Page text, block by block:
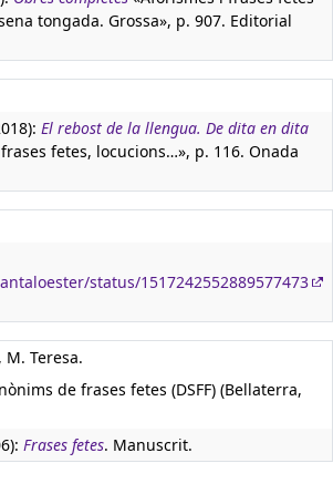
tongada. Grossa», p. 907. Editorial
El rebost de la llengua. De dita en dita
fetes, locucions…», p. 116. Onada
status/1517242552889577473
Teresa.
de frases fetes (DSFF) (Bellaterra,
Frases fetes. Manuscrit.